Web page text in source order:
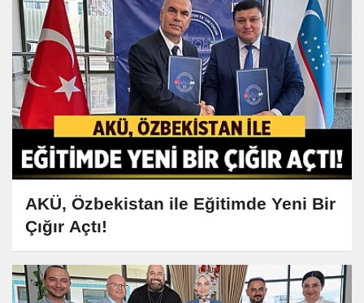
AKÜ, Özbekistan ile Eğitimde Yeni Bir
Çığır Açtı!